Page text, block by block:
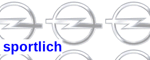
sportlich